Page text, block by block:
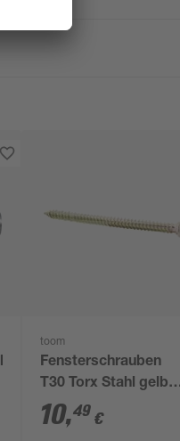
toom
Fensterschrauben
T30 Torx Stahl gelb
verzinkt 7,5 x 112 mm
8 Stück
10,49 €